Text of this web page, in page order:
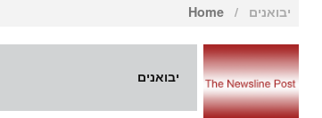
Home / יבואנים
יבואנים